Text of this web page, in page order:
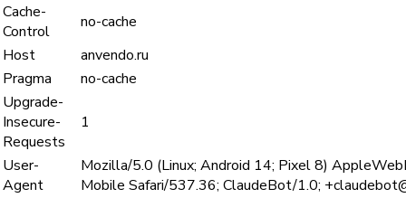
Cache-
Control
no-cache
Host
anvendo.ru
Pragma
no-cache
Upgrade-
Insecure-
Requests
1
User-
Agent
Mozilla/5.0 (Linux; Android 14; Pixel 8)
Mobile Safari/537.36; ClaudeBot/1.0;